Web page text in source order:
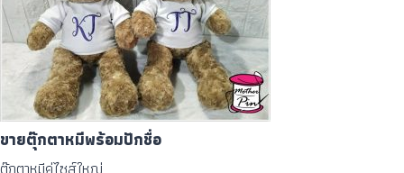
ขายตุ๊กตาหมีพร้อมปักชื่อ